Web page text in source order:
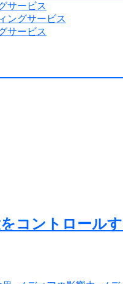
サービス
ングサービス
サービス
コントロール